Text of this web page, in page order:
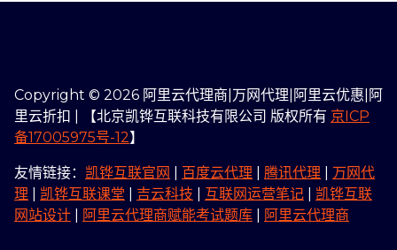
Copyright © 2026 阿里云代理商|万网代理|阿里云优惠|阿
里云折扣 | 【北京凯铧互联科技有限公司 版权所有 京ICP
备17005975号-12】
友情链接： 凯铧互联官网 百度云代理 腾讯代理
万网代
理
凯铧互联课堂 吉云科技 互联网运营笔记
凯铧互联
网站设计
阿里云代理商赋能考试题库 阿里云代理商